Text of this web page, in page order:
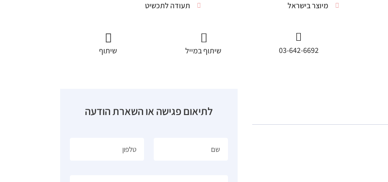
מיוצר בישראל
תעודה לתכשיט
03-642-6692 שיתוף במייל שיתוף
לתיאום פגישה או השארת הודעה